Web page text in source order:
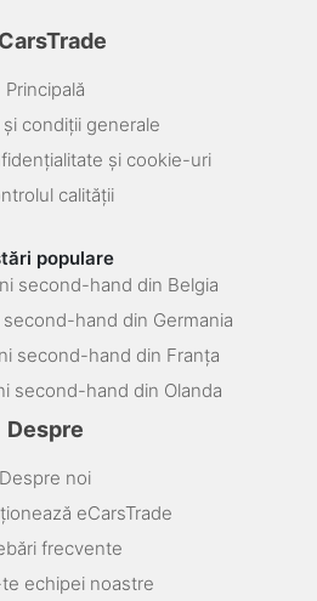
Principală
condiții generale
și cookie-uri
calității
populare
second-hand din Belgia
hand din Germania
second-hand din Franța
second-hand din Olanda
Despre
Despre noi
eCarsTrade
frecvente
echipei noastre